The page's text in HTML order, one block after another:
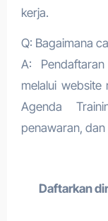
kerja.
Q: Bagaimana
A:
melalui website
Agenda
penawaran,
Daftarkan